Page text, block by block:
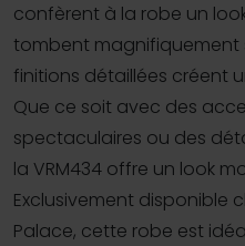
confèrent à la robe un
tombent magnifiquement
finitions détaillées créent
Que ce soit avec des
spectaculaires ou des
la VRM434 offre un look
Exclusivement disponible
Palace, cette robe est